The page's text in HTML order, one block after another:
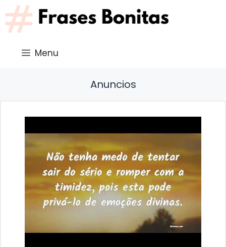
Saltar
al
contenido
Menu
Anuncios